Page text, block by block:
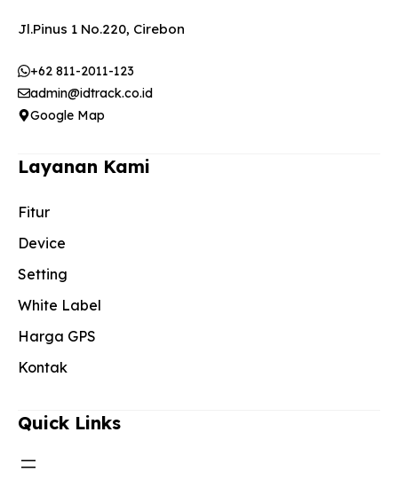
Jl.Pinus 1 No.220, Cirebon
+62 811-2011-123
admin@idtrack.co.id
Google Map
Layanan Kami
Fitur
Device
Setting
White Label
Harga GPS
Kontak
Quick Links